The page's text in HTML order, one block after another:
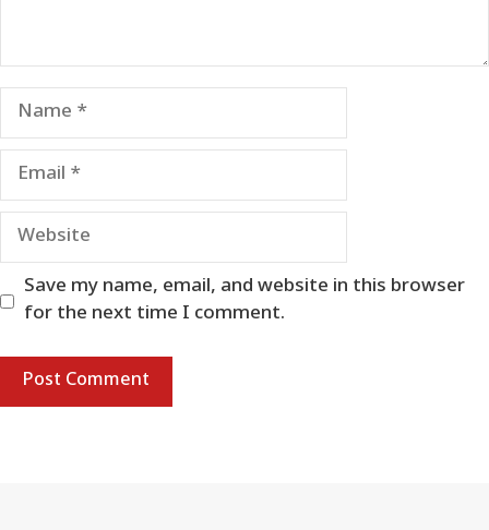
Name
Email
Website
Save my name, email, and website in this browser
for the next time I comment.